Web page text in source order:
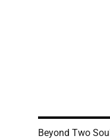
Beyond Two